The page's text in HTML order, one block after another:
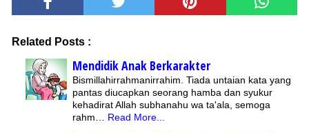
Related Posts :
Mendidik Anak Berkarakter
Bismillahirrahmanirrahim. Tiada untaian kata yang
pantas diucapkan seorang hamba dan syukur
kehadirat Allah subhanahu wa ta'ala, semoga
rahm… Read More...